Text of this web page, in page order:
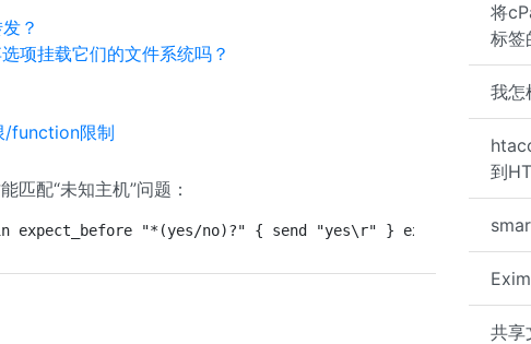
将
标签
我怎
到
共享
？
项挂载它们的文件系统吗？
/function限制
匹配“未知主机”问题：
expect_before "*(yes/no)?" { send "yes\r" } expect "*# "